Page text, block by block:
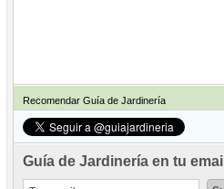
Recomendar Guía de Jardinería
Guía de Jardinería en tu email